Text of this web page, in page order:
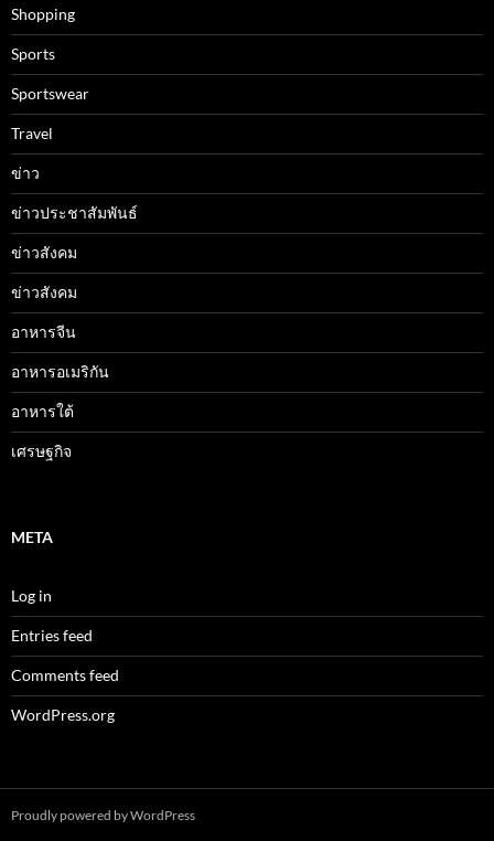
Shopping
Sports
Sportswear
Travel
ข่าว
ข่าวประชาสัมพันธ์
ข่าวสังคม
ข่าวสังคม
อาหารจีน
อาหารอเมริกัน
อาหารใต้
เศรษฐกิจ
META
Log in
Entries feed
Comments feed
WordPress.org
Proudly powered by WordPress